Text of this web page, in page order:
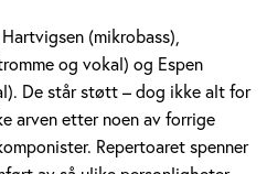
(mikrobass),
og vokal) og Espen
De står støtt – dog ikke alt for
arven etter noen av forrige
Repertoaret spenner